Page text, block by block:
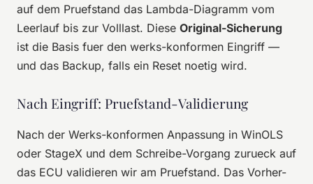
auf dem Pruefstand das Lambda-Diagramm vom
Leerlauf bis zur Volllast. Diese Original-Sicherung
ist die Basis fuer den werks-konformen Eingriff —
und das Backup, falls ein Reset noetig wird.
Nach Eingriff: Pruefstand-Validierung
Nach der Werks-konformen Anpassung in WinOLS
oder StageX und dem Schreibe-Vorgang zurueck auf
das ECU validieren wir am Pruefstand. Das Vorher-